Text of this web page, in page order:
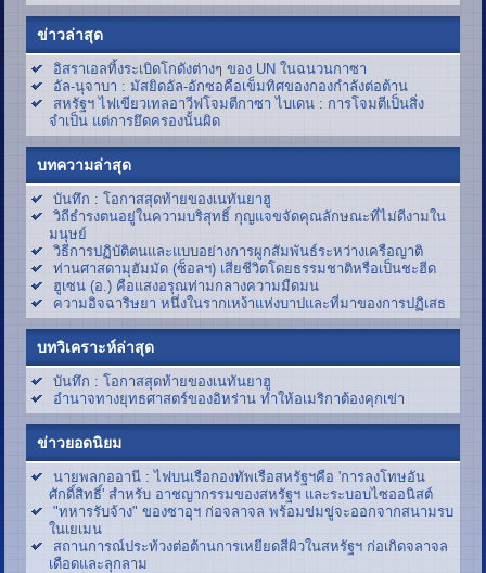
ข่าวล่าสุด
อิสราเอลทิ้งระเบิดโกดังต่างๆ ของ UN ในฉนวนกาซา
อัล-นุจาบา : มัสยิดอัล-อักซอคือเข็มทิศของกองกำลังต่อต้าน
สหรัฐฯ ไฟเขียวเทลอาวีฟโจมตีกาซา ไบเดน : การโจมตีเป็นสิ่ง
จำเป็น แต่การยึดครองนั้นผิด
บทความล่าสุด
บันทึก : โอกาสสุดท้ายของเนทันยาฮู
วิถีธำรงตนอยู่ในความบริสุทธิ์ กุญแจขจัดคุณลักษณะที่ไม่ดีงามใน
มนุษย์
วิธีการปฏิบัติตนและแบบอย่างการผูกสัมพันธ์ระหว่างเครือญาติ
ท่านศาสดามุฮัมมัด (ซ็อลฯ) เสียชีวิตโดยธรรมชาติหรือเป็นชะฮีด
ฮูเซน (อ.) คือแสงอรุณท่ามกลางความมืดมน
ความอิจฉาริษยา หนึ่งในรากเหง้าแห่งบาปและที่มาของการปฏิเสธ
บทวิเคราะห์ล่าสุด
บันทึก : โอกาสสุดท้ายของเนทันยาฮู
อำนาจทางยุทธศาสตร์ของอิหร่าน ทำให้อเมริกาต้องคุกเข่า
ข่าวยอดนิยม
นายพลกออานี : ไฟบนเรือกองทัพเรือสหรัฐฯคือ 'การลงโทษอัน
ศักดิ์สิทธิ์' สำหรับ อาชญากรรมของสหรัฐฯ และระบอบไซออนิสต์
"ทหารรับจ้าง" ของซาอุฯ ก่อจลาจล พร้อมข่มขู่จะออกจากสนามรบ
ในเยเมน
สถานการณ์ประท้วงต่อต้านการเหยียดสีผิวในสหรัฐฯ ก่อเกิดจลาจล
เดือดและลุกลาม